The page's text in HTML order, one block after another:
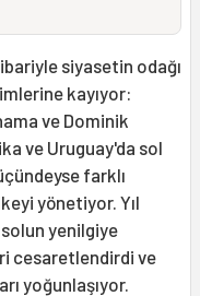
siyasetin odağı
kayıyor:
ve Dominik
ve Uruguay'da sol
farklı
yönetiyor. Yıl
yenilgiye
cesaretlendirdi ve
yoğunlaşıyor.